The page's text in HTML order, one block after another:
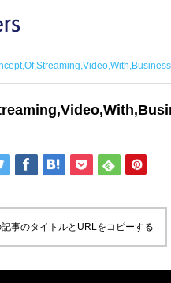
記事のタイトルとURLをコピーする